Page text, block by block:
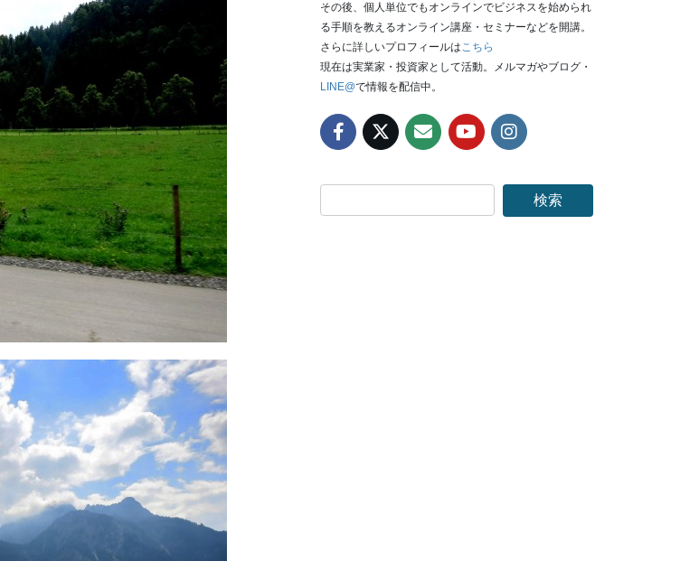
その後、個人単位でもオンラインでビジネスを始められ
る手順を教えるオンライン講座・セミナーなどを開講。
さらに詳しいプロフィールはこちら
現在は実業家・投資家として活動。メルマガやブログ・
LINE@で情報を配信中。